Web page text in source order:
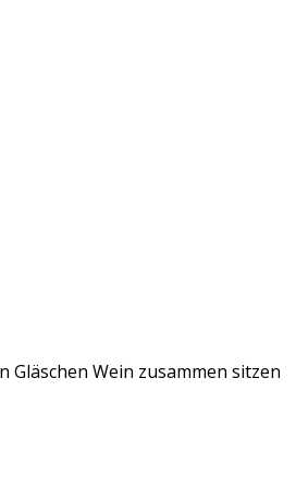
Wein zusammen sitzen